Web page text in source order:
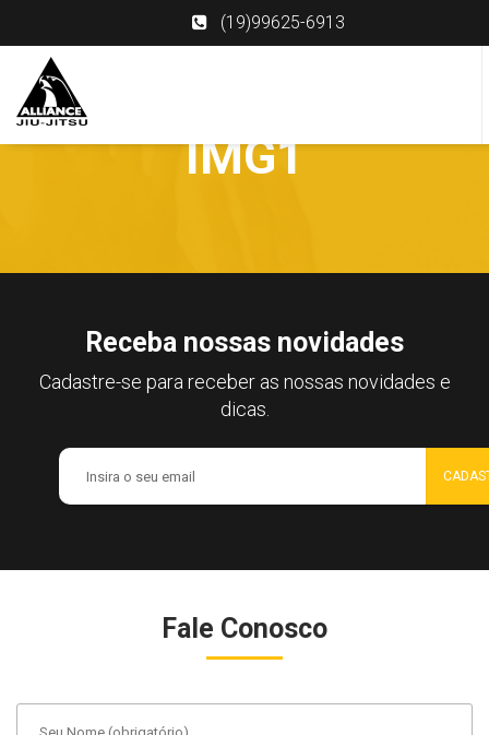
(19)99625-6913
IMG1
Receba nossas novidades
Cadastre-se para receber as nossas novidades e
dicas.
Fale Conosco